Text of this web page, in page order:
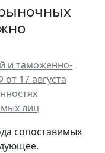
и таможенно-
17 августа
лиц
сопоставимых